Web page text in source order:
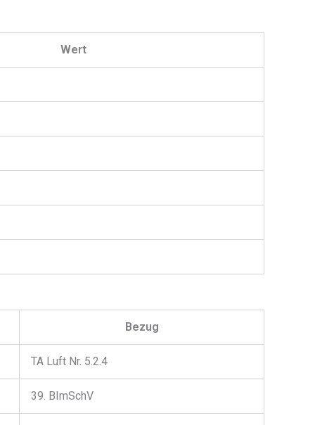
Wert
Bezug
TA Luft Nr. 5.2.4
39. BImSchV